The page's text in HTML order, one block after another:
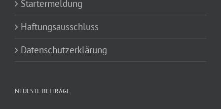
Startermeldung
Haftungsausschluss
Datenschutzerklärung
NEUESTE BEITRÄGE